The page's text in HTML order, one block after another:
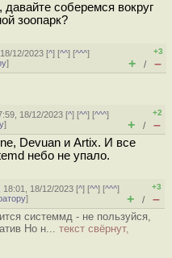
соберемся вокруг
зоопарк?
12/2023 [^] [^^] [^^^]
]
+3
+ / –
18/12/2023 [^] [^^] [^^^]
]
+2
+ / –
Devuan и Artix. И все
небо не упало.
18:01, 18/12/2023 [^] [^^] [^^^]
]
+3
+ / –
системмд - не пользуйся,
Но н... текст свёрнут,